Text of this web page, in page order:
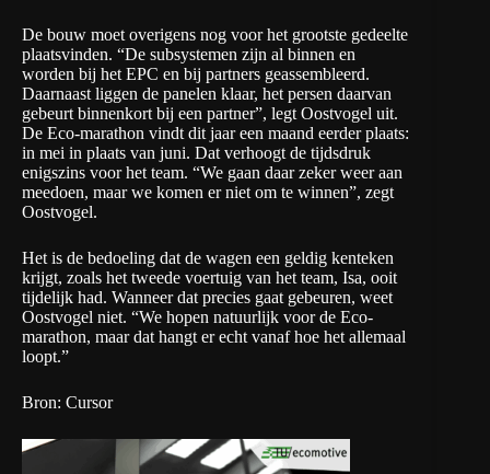
De bouw moet overigens nog voor het grootste gedeelte
plaatsvinden. “De subsystemen zijn al binnen en
worden bij het EPC en bij partners geassembleerd.
Daarnaast liggen de panelen klaar, het persen daarvan
gebeurt binnenkort bij een partner”, legt Oostvogel uit.
De Eco-marathon vindt dit jaar een maand eerder plaats:
in mei in plaats van juni. Dat verhoogt de tijdsdruk
enigszins voor het team. “We gaan daar zeker weer aan
meedoen, maar we komen er niet om te winnen”, zegt
Oostvogel.
Het is de bedoeling dat de wagen een geldig kenteken
krijgt, zoals het tweede voertuig van het team, Isa, ooit
tijdelijk had. Wanneer dat precies gaat gebeuren, weet
Oostvogel niet. “We hopen natuurlijk voor de Eco-
marathon, maar dat hangt er echt vanaf hoe het allemaal
loopt.”
Bron: Cursor